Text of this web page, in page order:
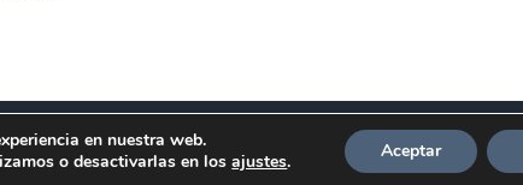
en nuestra web.
o desactivarlas en losajustes. Aceptar